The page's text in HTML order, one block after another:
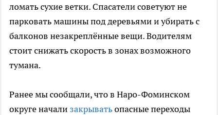
ломать сухие ветки. Спасатели советуют не
парковать машины под деревьями и убирать с
балконов незакреплённые вещи. Водителям
стоит снижать скорость в зонах возможного
тумана.
Ранее мы сообщали, что в Наро-Фоминском
округе начали закрыватьопасные переходы